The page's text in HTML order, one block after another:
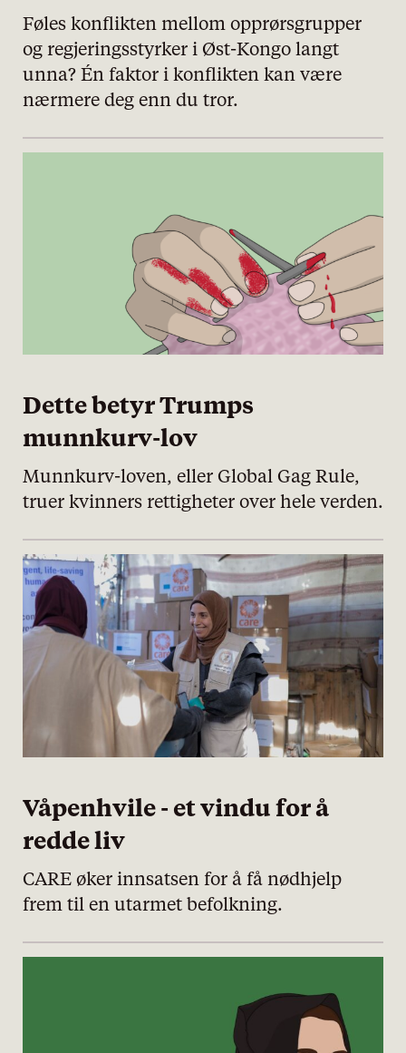
Føles konflikten mellom opprørsgrupper
og regjeringsstyrker i Øst-Kongo langt
unna? Én faktor i konflikten kan være
nærmere deg enn du tror.
Dette betyr Trumps
munnkurv-lov
Munnkurv-loven, eller Global Gag Rule,
truer kvinners rettigheter over hele verden.
Våpenhvile - et vindu for å
redde liv
CARE øker innsatsen for å få nødhjelp
frem til en utarmet befolkning.